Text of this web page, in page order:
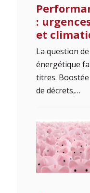
:
et
La question
énergétique
titres.
de décrets,…